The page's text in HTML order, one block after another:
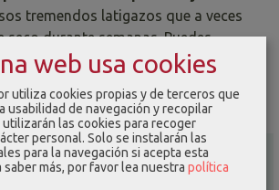
tremendos latigazos que a veces
seco durante semanas. Puedes
antiinflamatorio natural muscular
la zona antes de realizar los
sus beneficios en todo tu cuerpo.
web usa cookies
utiliza cookies propias y de terceros que
usabilidad de navegación y recopilar
las cookies para recoger
personal. Solo se instalarán las
para la navegación si acepta esta
saber más, por favor lea nuestra política